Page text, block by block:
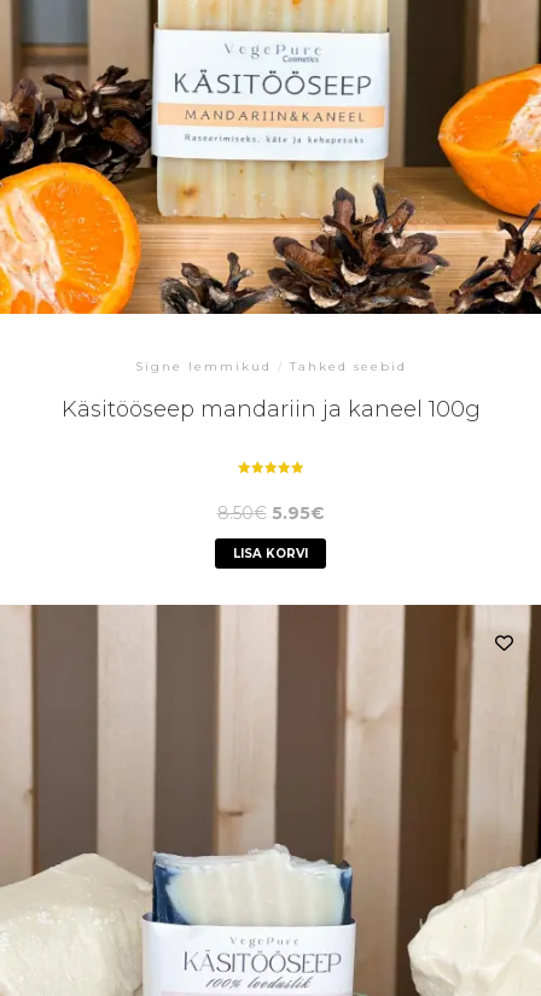
Signe lemmikud / Tahked seebid
Käsitööseep mandariin ja kaneel 100g
/ 5
8.50€ 5.95€
LISA KORVI